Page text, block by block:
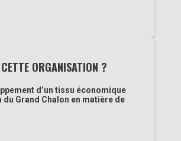
ORGANISATION ?
d’un tissu économique
Grand Chalon en matière de